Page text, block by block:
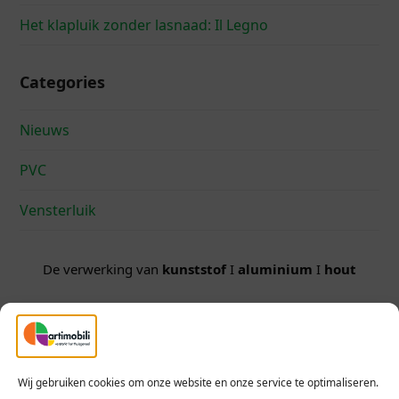
Wij gebruiken cookies om onze website en onze service te optimaliseren.
Het klapluik zonder lasnaad: Il Legno
Categories
Nieuws
PVC
Vensterluik
De verwerking van kunststof I aluminium I hout
Geef jouw woningcharme en eenuniekkarakter